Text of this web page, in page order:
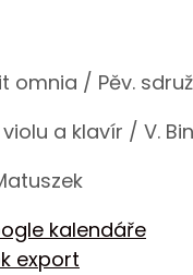
omnia / Pěv.
a klavír / V.
kalendáře
export